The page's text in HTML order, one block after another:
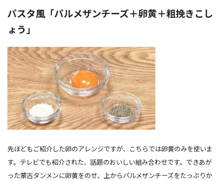
パスタ風「パルメザンチーズ＋卵黄＋粗挽きこし
ょう」
先ほどもご紹介した卵のアレンジですが、こちらでは卵黄のみを使いま
す。テレビでも紹介された、話題のおいしい組み合わせです。できあが
った蒙古タンメンに卵黄をのせ、上からパルメザンチーズをたっぷりか